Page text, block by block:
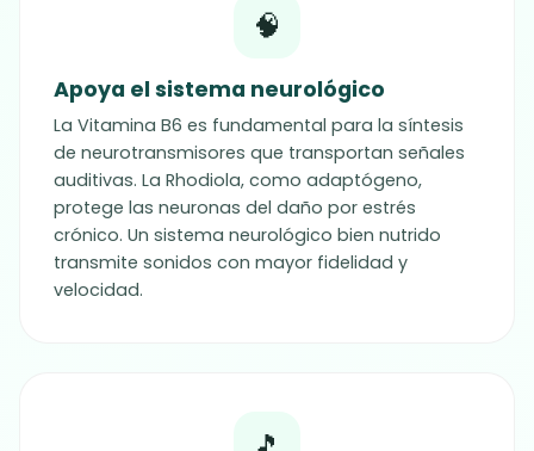
🧠
Apoya el sistema neurológico
La Vitamina B6 es fundamental para la síntesis
de neurotransmisores que transportan señales
auditivas. La Rhodiola, como adaptógeno,
protege las neuronas del daño por estrés
crónico. Un sistema neurológico bien nutrido
transmite sonidos con mayor fidelidad y
velocidad.